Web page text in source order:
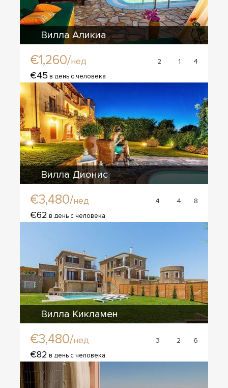
Вилла Аликиа
€1,260/нед 2 1 4
€45 в день с человека
Вилла Дионис
€3,480/нед 4 4 8
€62 в день с человека
Вилла Кикламен
€3,480/нед 3 2 6
€82 в день с человека